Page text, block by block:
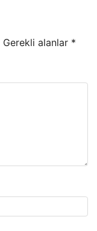
Gerekli alanlar *